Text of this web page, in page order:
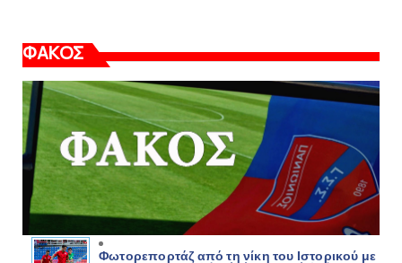
ΦΑΚΟΣ
Φωτορεπορτάζ από τη νίκη του Ιστορικού με